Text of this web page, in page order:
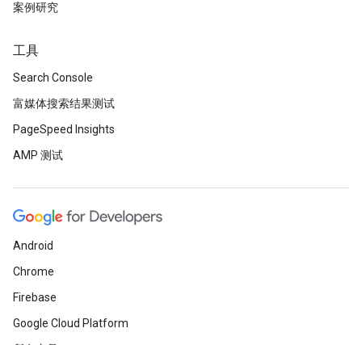
案例研究
工具
Search Console
富媒体搜索结果测试
PageSpeed Insights
AMP 测试
Android
Chrome
Firebase
Google Cloud Platform